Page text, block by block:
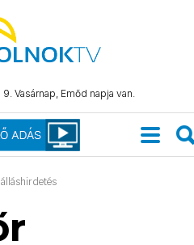
Vasárnap, Emőd napja van.